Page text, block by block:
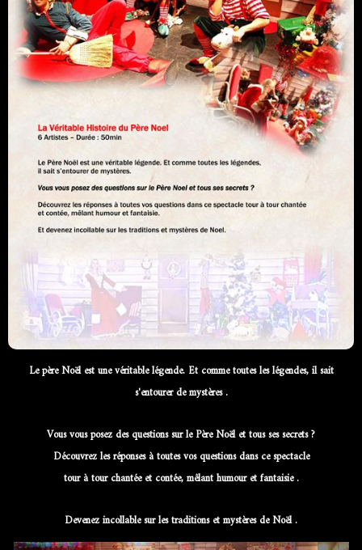
Le père Noël est une véritable légende. Et comme toutes les légendes, il sait
s'entourer de mystères .
Vous vous posez des questions sur le Père Noël et tous ses secrets ?
Découvrez les réponses à toutes vos questions dans ce spectacle
tour à tour chantée et contée, mêlant humour et fantaisie .
Devenez incollable sur les traditions et mystères de Noël .